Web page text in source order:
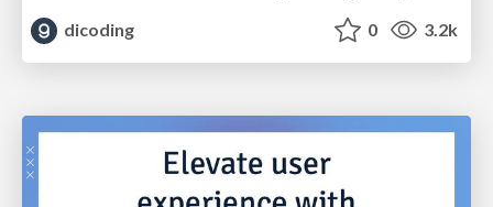
dicoding
0 3.2k